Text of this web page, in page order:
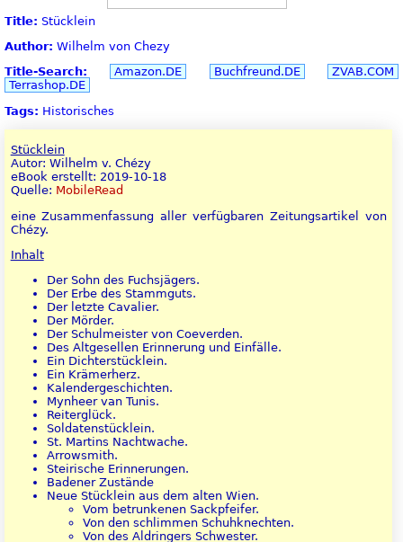
Title: Stücklein
Author: Wilhelm von Chezy
Title-Search:
Amazon.DE Buchfreund.DE
ZVAB.COM
Terrashop.DE
Tags: Historisches
Stücklein
Autor: Wilhelm v. Chézy
eBook erstellt: 2019-10-18
Quelle: MobileRead
eine Zusammenfassung aller verfügbaren Zeitungsartikel von
Chézy.
Inhalt
Der Sohn des Fuchsjägers.
Der Erbe des Stammguts.
Der letzte Cavalier.
Der Mörder.
Der Schulmeister von Coeverden.
Des Altgesellen Erinnerung und Einfälle.
Ein Dichterstücklein.
Ein Krämerherz.
Kalendergeschichten.
Mynheer van Tunis.
Reiterglück.
Soldatenstücklein.
St. Martins Nachtwache.
Arrowsmith.
Steirische Erinnerungen.
Badener Zustände
Neue Stücklein aus dem alten Wien.
Vom betrunkenen Sackpfeifer.
Von den schlimmen Schuhknechten.
Von des Aldringers Schwester.